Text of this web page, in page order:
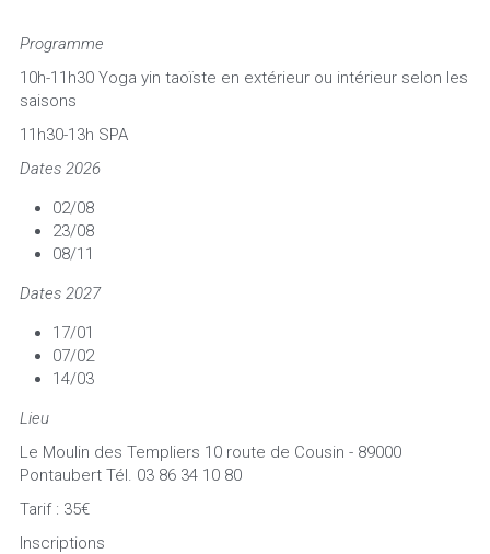
Programme
10h-11h30 Yoga yin taoïste en extérieur ou intérieur selon les
saisons
11h30-13h SPA
Dates 2026
02/08
23/08
08/11
Dates 2027
17/01
07/02
14/03
Lieu
Le Moulin des Templiers 10 route de Cousin - 89000
Pontaubert Tél. 03 86 34 10 80
Tarif : 35€
Inscriptions